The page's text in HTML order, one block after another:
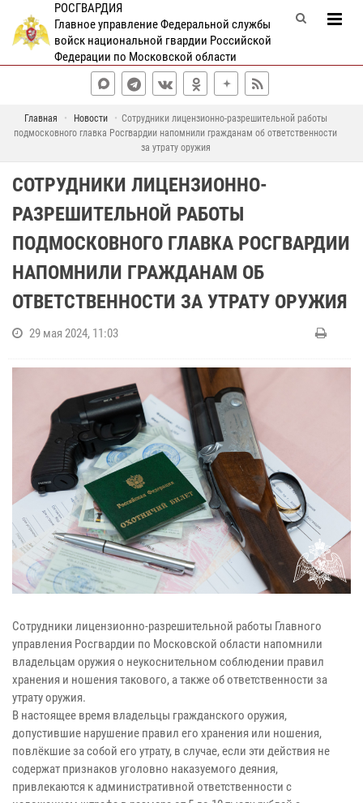
РОСГВАРДИЯ
Главное управление Федеральной службы
войск национальной гвардии Российской
Федерации по Московской области
Главная Новости
Сотрудники лицензионно-разрешительной работы
подмосковного главка Росгвардии напомнили гражданам об ответственности
за утрату оружия
СОТРУДНИКИ ЛИЦЕНЗИОННО-
РАЗРЕШИТЕЛЬНОЙ РАБОТЫ
ПОДМОСКОВНОГО ГЛАВКА РОСГВАРДИИ
НАПОМНИЛИ ГРАЖДАНАМ ОБ
ОТВЕТСТВЕННОСТИ ЗА УТРАТУ ОРУЖИЯ
29 мая 2024, 11:03
Сотрудники лицензионно-разрешительной работы Главного
управления Росгвардии по Московской области напомнили
владельцам оружия о неукоснительном соблюдении правил
хранения и ношения такового, а также об ответственности за
утрату оружия.
В настоящее время владельцы гражданского оружия,
допустившие нарушение правил его хранения или ношения,
повлёкшие за собой его утрату, в случае, если эти действия не
содержат признаков уголовно наказуемого деяния,
привлекаются к административной ответственности с